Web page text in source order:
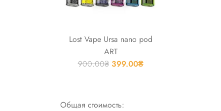
Lost Vape Ursa nano pod
ART
900.00₴ 399.00₴
Общая стоимость: